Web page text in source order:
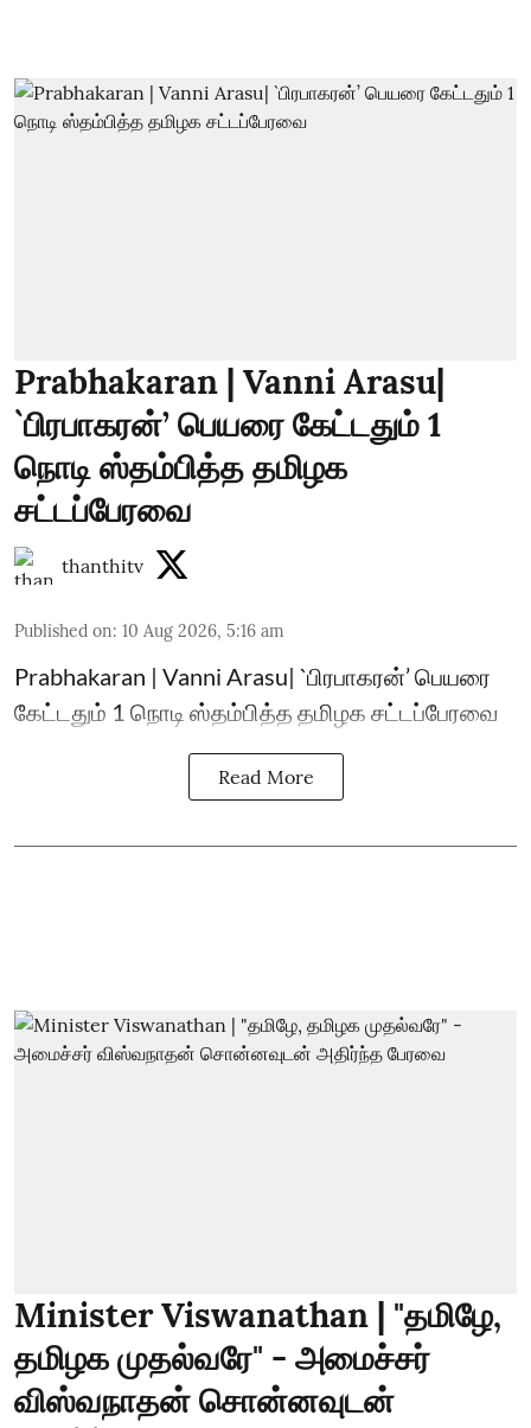
Prabhakaran | Vanni Arasu|
`பிரபாகரன்’ பெயரை கேட்டதும் 1
நொடி ஸ்தம்பித்த தமிழக
சட்டப்பேரவை
thanthitv
Published on: 10 Aug 2026, 5:16 am
Prabhakaran | Vanni Arasu| `பிரபாகரன்’ பெயரை
கேட்டதும் 1 நொடி ஸ்தம்பித்த தமிழக சட்டப்பேரவை
Read More
Minister Viswanathan | "தமிழே,
தமிழக முதல்வரே" - அமைச்சர்
விஸ்வநாதன் சொன்னவுடன்